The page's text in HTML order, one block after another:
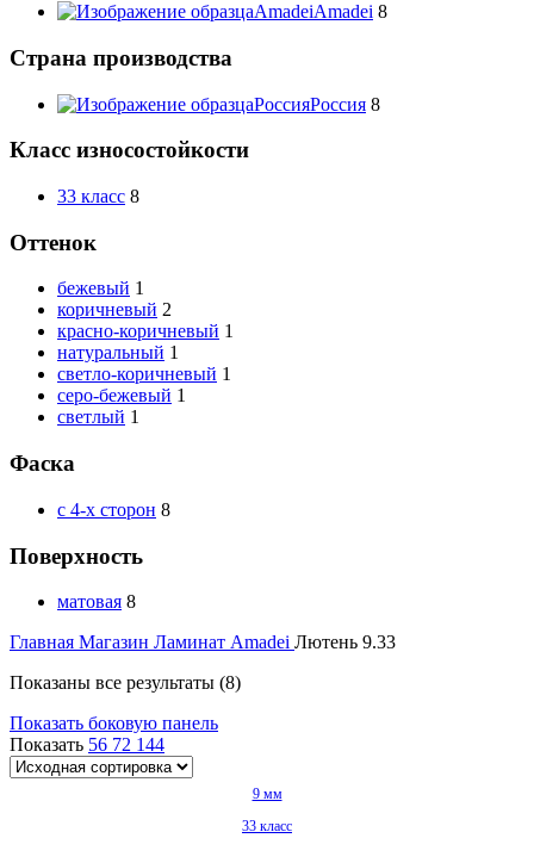
AmadeiAmadei 8
Страна производства
РоссияРоссия 8
Класс износостойкости
33 класс 8
Оттенок
бежевый 1
коричневый 2
красно-коричневый 1
натуральный 1
светло-коричневый 1
серо-бежевый 1
светлый 1
Фаска
с 4-х сторон 8
Поверхность
матовая 8
Главная Магазин Ламинат Amadei Лютень 9.33
Показаны все результаты (8)
Показать боковую панель
Показать 56 72 144
9 мм
33 класс